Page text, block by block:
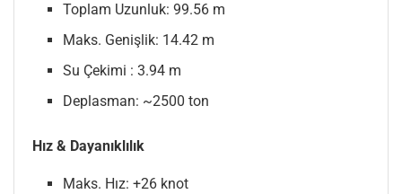
Toplam Uzunluk: 99.56 m
Maks. Genişlik: 14.42 m
Su Çekimi : 3.94 m
Deplasman: ~2500 ton
Hız & Dayanıklılık
Maks. Hız: +26 knot